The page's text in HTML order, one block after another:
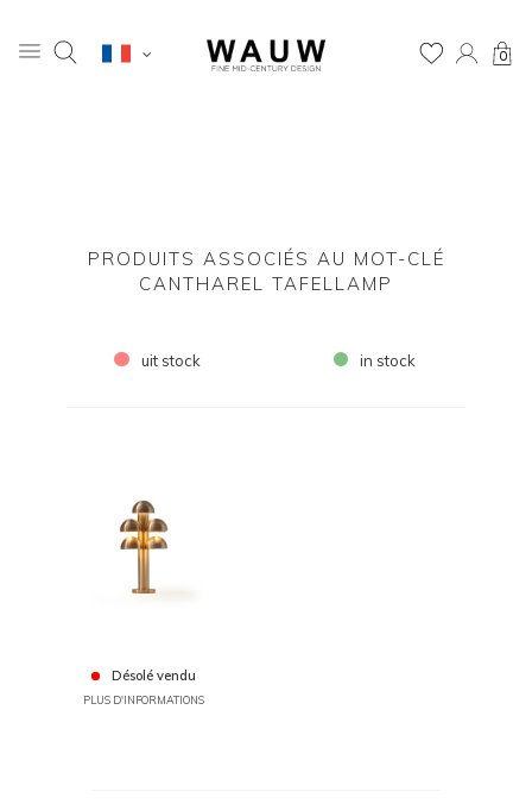
0
PRODUITS ASSOCIÉS AU MOT-CLÉ
CANTHAREL TAFELLAMP
uit stock in stock
Désolé vendu
PLUS D'INFORMATIONS